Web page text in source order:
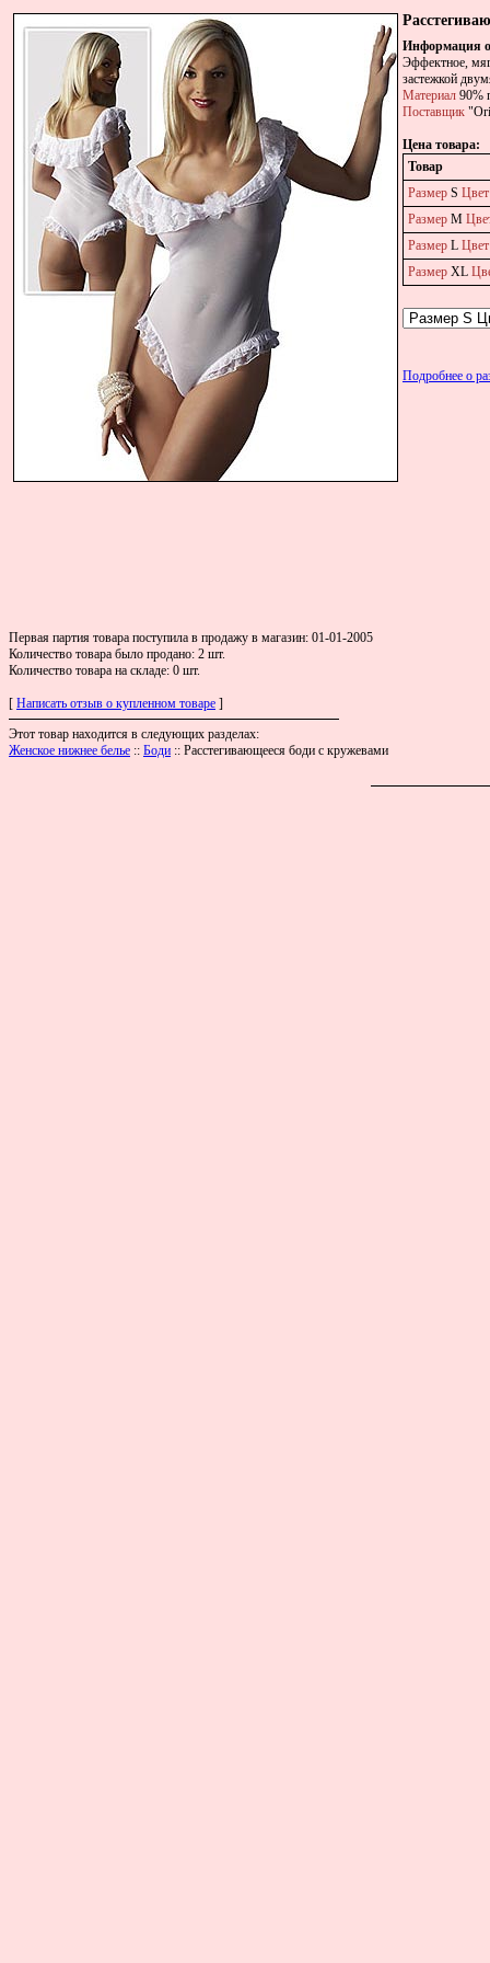
Информация
Эффектное,
застежкой
Материал 90%
Поставщик
Цена товара:
Товар
Размер S Цвет
Размер M
Размер L Цвет
Размер XL
Подробнее о
Первая партия товара поступила в продажу в магазин: 01-01-2005
Количество товара было продано: 2 шт.
Количество товара на складе: 0 шт.
[ Написать отзыв о купленном товаре ]
Этот товар находится в следующих разделах:
Женское нижнее белье :: Боди :: Расстегивающееся боди с кружевами